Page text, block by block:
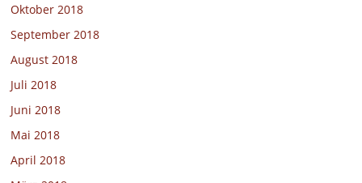
Oktober 2018
September 2018
August 2018
Juli 2018
Juni 2018
Mai 2018
April 2018